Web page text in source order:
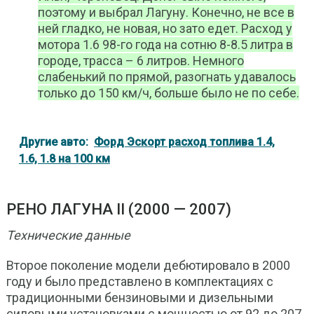
поэтому и выбрал Лагуну. Конечно, не все в
ней гладко, не новая, но зато едет. Расход у
мотора 1.6 98-го года на сотню 8-8.5 литра в
городе, трасса – 6 литров. Немного
слабенький по прямой, разогнать удавалось
только до 150 км/ч, больше было не по себе.
Другие авто: Форд Эскорт расход топлива 1.4,
1.6, 1.8 на 100 км
РЕНО ЛАГУНА II (2000 — 2007)
Технические данные
Второе поколение модели дебютировало в 2000
году и было представлено в комплектациях с
традиционными бензиновыми и дизельными